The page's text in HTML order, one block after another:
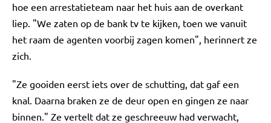
hoe een arrestatieteam naar het huis aan de overkant
liep. "We zaten op de bank tv te kijken, toen we vanuit
het raam de agenten voorbij zagen komen", herinnert ze
zich.
"Ze gooiden eerst iets over de schutting, dat gaf een
knal. Daarna braken ze de deur open en gingen ze naar
binnen." Ze vertelt dat ze geschreeuw had verwacht,